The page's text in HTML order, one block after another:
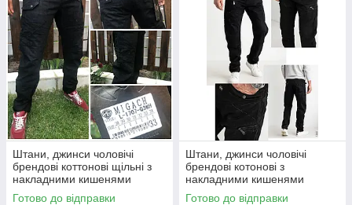
Штани, джинси чоловічі
брендові коттонові щільні з
накладними кишенями
"карго" MIGACH, Туреччина
Готово до відправки
Штани, джинси чоловічі
брендові котонові з
накладними кишенями
"карго" MIGACH, Туреччина
Готово до відправки